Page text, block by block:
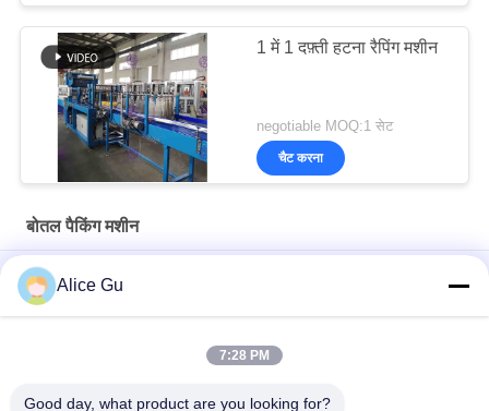
1 में 1 दफ़्ती हटना रैपिंग मशीन
negotiable MOQ:1 सेट
चैट करना
बोतल पैकिंग मशीन
गैर कार्बोनेटेड पेय के लिए विभाजित 500 मिलीलीटर बोतल पैकिंग मशीन स्टार्लाइज़र
शुद्ध पानी स्प्रे बोतल पैकिंग मशीन अजीवाणु बनानेवाला यंत्र चाय चाय शीतलक
Alice Gu
7:28 PM
Good day, what product are you looking for?